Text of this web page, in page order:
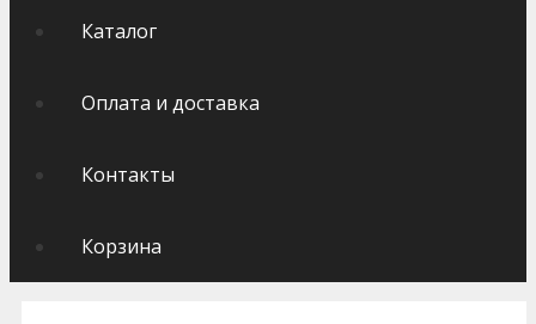
Каталог
Оплата и доставка
Контакты
Корзина